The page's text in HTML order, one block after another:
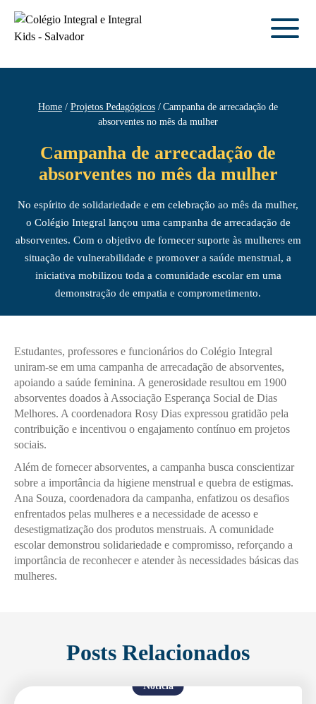
Home Projetos Pedagógicos
Campanha de arrecadação de
absorventes no mês da mulher
Campanha de arrecadação de
absorventes no mês da mulher
No espírito de solidariedade e em celebração ao mês da mulher,
o Colégio Integral lançou uma campanha de arrecadação de
absorventes. Com o objetivo de fornecer suporte às mulheres em
situação de vulnerabilidade e promover a saúde menstrual, a
iniciativa mobilizou toda a comunidade escolar em uma
demonstração de empatia e comprometimento.
Estudantes, professores e funcionários do Colégio Integral
uniram-se em uma campanha de arrecadação de absorventes,
apoiando a saúde feminina. A generosidade resultou em 1900
absorventes doados à Associação Esperança Social de Dias
Melhores. A coordenadora Rosy Dias expressou gratidão pela
contribuição e incentivou o engajamento contínuo em projetos
sociais.
Além de fornecer absorventes, a campanha busca conscientizar
sobre a importância da higiene menstrual e quebra de estigmas.
Ana Souza, coordenadora da campanha, enfatizou os desafios
enfrentados pelas mulheres e a necessidade de acesso e
desestigmatização dos produtos menstruais. A comunidade
escolar demonstrou solidariedade e compromisso, reforçando a
importância de reconhecer e atender às necessidades básicas das
mulheres.
Posts Relacionados
Notícia